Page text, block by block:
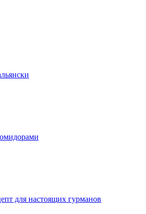
для настоящих гурманов